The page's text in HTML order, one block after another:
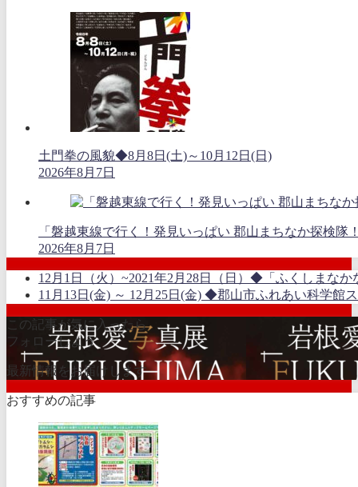
土門拳の風貌◆8月8日(土)～10月12日(日)
2026年8月7日
「磐越東線で行く！発見いっぱい 郡山まちなか探検隊
2026年8月7日
12月1日（火）~2021年2月28日（日）◆「ふくしまな
11月13日(金) ～ 12月25日(金) ◆郡山市ふれあい科学館
この記事が気に入ったら
フォローしよう
最新情報をお届けします
おすすめの記事